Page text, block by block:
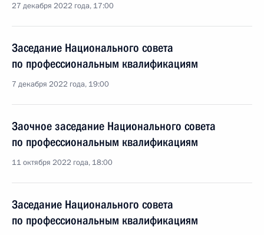
27 декабря 2022 года, 17:00
Заседание Национального совета
по профессиональным квалификациям
7 декабря 2022 года, 19:00
Заочное заседание Национального совета
по профессиональным квалификациям
11 октября 2022 года, 18:00
Заседание Национального совета
по профессиональным квалификациям